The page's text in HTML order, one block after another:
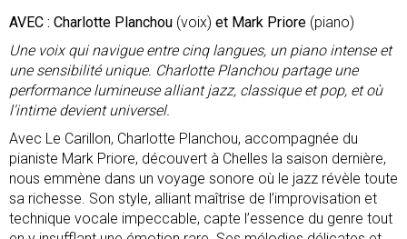
AVEC : Charlotte Planchou (voix) et Mark Priore (piano)
Une voix qui navigue entre cinq langues, un piano intense et
une sensibilité unique. Charlotte Planchou partage une
performance lumineuse alliant jazz, classique et pop, et où
l'intime devient universel.
Avec Le Carillon, Charlotte Planchou, accompagnée du
pianiste Mark Priore, découvert à Chelles la saison dernière,
nous emmène dans un voyage sonore où le jazz révèle toute
sa richesse. Son style, alliant maîtrise de l’improvisation et
technique vocale impeccable, capte l’essence du genre tout